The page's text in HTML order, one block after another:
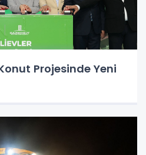
Projesinde Yeni